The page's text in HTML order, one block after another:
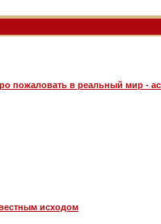
пожаловать в реальный мир -
исходом